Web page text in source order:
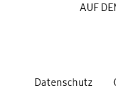
Datenschutz
AUF